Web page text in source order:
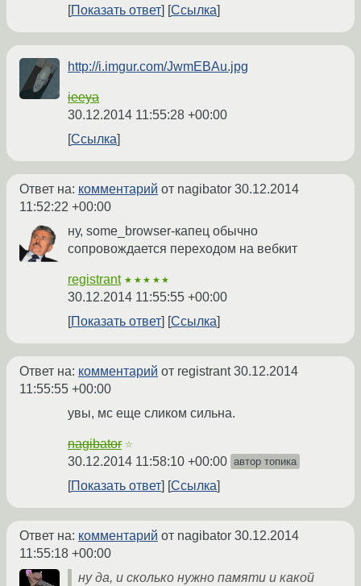
Показать ответ Ссылка
http://i.imgur.com/JwmEBAu.jpg
ieeya
30.12.2014 11:55:28 +00:00
Ссылка
Ответ на: комментарий от nagibator 30.12.2014
11:52:22 +00:00
ну, some_browser-капец обычно
сопровождается переходом на вебкит
registrant ★★★★★
30.12.2014 11:55:55 +00:00
Показать ответ
Ссылка
Ответ на: комментарий от registrant30.12.2014
11:55:55 +00:00
увы, мс еще сликом сильна.
nagibator ☆
30.12.2014 11:58:10 +00:00 автор топика
Показать ответ Ссылка
Ответ на: комментарий от nagibator 30.12.2014
11:55:18 +00:00
ну да, и сколько нужно памяти и какой